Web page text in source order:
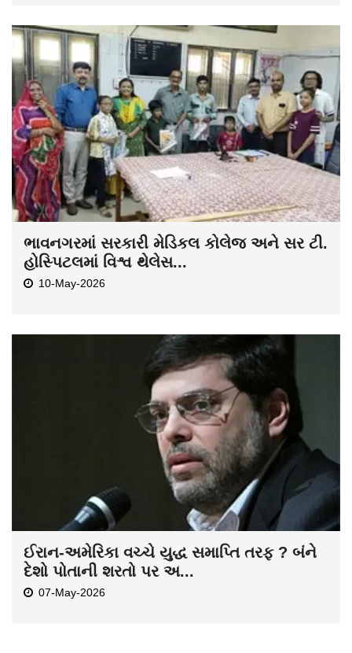
ભાવનગરમાં સરકારી મેડિકલ કોલેજ અને સર ટી.
હોસ્પિટલમાં વિશ્વ થેલેસ...
10-May-2026
ઈરાન-અમેરિકા વચ્ચે યુદ્ધ સમાપ્તિ તરફ ? બંને
દેશો પોતાની શરતો પર અ...
07-May-2026